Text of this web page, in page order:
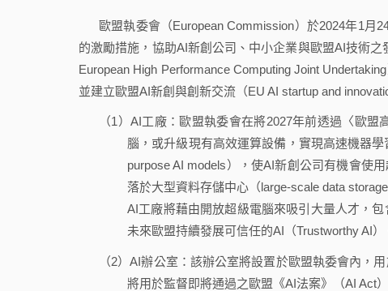
歐盟執委會（European Commission）於2024年1月
的激勵措施，協助AI新創公司、中小企業與歐盟AI技術
European High Performance Computing Joint
並建立歐盟AI新創與創新交流（EU AI startup and
（1）AI工廠：歐盟執委會在將2027年前透過〈歐
腦，或升級現有高效運算設備，實現高速機器
purpose AI models），使AI新創公司有機會使
落於大型資料存儲中心（large-scale data
AI工廠將藉由開放超級電腦來吸引大量人才，
未來歐盟持續發展可信任的AI（Trustworthy AI）
（2）AI辦公室：該辦公室將設置於歐盟執委會內，
將用於監督即將通過之歐盟《AI法案》（AI Act